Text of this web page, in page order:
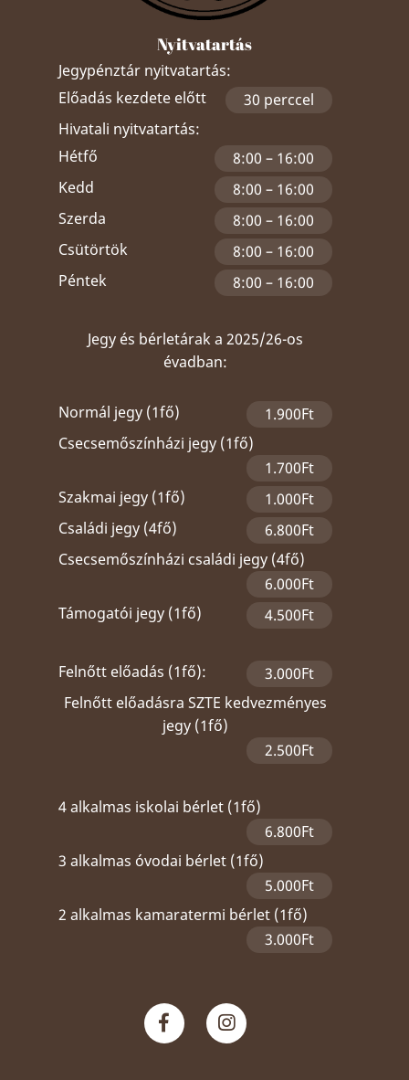
Nyitvatartás
Jegypénztár nyitvatartás:
Előadás kezdete előtt
30 perccel
Hivatali nyitvatartás:
Hétfő
8:00 – 16:00
Kedd
8:00 – 16:00
Szerda
8:00 – 16:00
Csütörtök
8:00 – 16:00
Péntek
8:00 – 16:00
Jegy és bérletárak a 2025/26-os
évadban:
Normál jegy (1fő)
1.900Ft
Csecsemőszínházi jegy (1fő)
1.700Ft
Szakmai jegy (1fő)
1.000Ft
Családi jegy (4fő)
6.800Ft
Csecsemőszínházi családi jegy (4fő)
6.000Ft
Támogatói jegy (1fő)
4.500Ft
Felnőtt előadás (1fő):
3.000Ft
Felnőtt előadásra SZTE kedvezményes
jegy (1fő)
2.500Ft
4 alkalmas iskolai bérlet (1fő)
6.800Ft
3 alkalmas óvodai bérlet (1fő)
5.000Ft
2 alkalmas kamaratermi bérlet (1fő)
3.000Ft